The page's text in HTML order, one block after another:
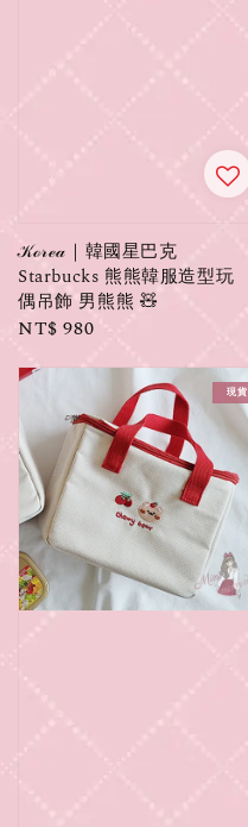
𝒦ℴ𝓇ℯ𝒶｜韓國星巴克
Starbucks 熊熊韓服造型玩
偶吊飾 男熊熊 🧸
Regular
NT$ 980
現貨